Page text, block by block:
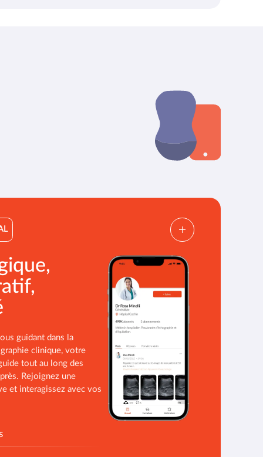
guidant dans la
clinique, votre
tout au long des
Rejoignez une
et interagissez avec vos